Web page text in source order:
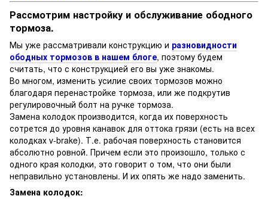
Рассмотрим настройку и обслуживание ободного
тормоза.
Мы уже рассматривали конструкцию и разновидности
ободных тормозов в нашем блоге, поэтому будем
считать, что с конструкцией его вы уже знакомы.
Во многом, изменить усилие своих тормозов можно
благодаря перенастройке тормоза, или же подкрутив
регулировочный болт на ручке тормоза.
Замена колодок производится, когда их поверхность
сотрется до уровня канавок для оттока грязи (есть на всех
колодках v-brake). Т.е. рабочая поверхность становится
абсолютно ровной. Причем если это произошло, только с
одного края колодки, это говорит о том, что они были
неправильно установлены. И их опять же надо заменить.
Замена колодок: